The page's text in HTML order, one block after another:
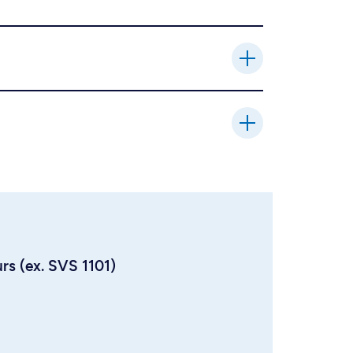
(ex. SVS 1101)